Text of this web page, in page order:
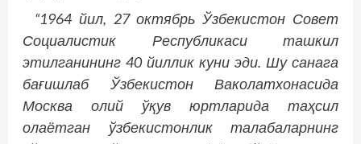
“1964 йил, 27 октябрь Ўзбекистон Совет
Социалистик Республикаси ташкил
этилганининг 40 йиллик куни эди. Шу санага
бағиш­лаб Ўзбекистон Ваколатхонасида
Москва олий ўқув юртларида таҳсил
олаётган ўзбекистонлик талабаларнинг